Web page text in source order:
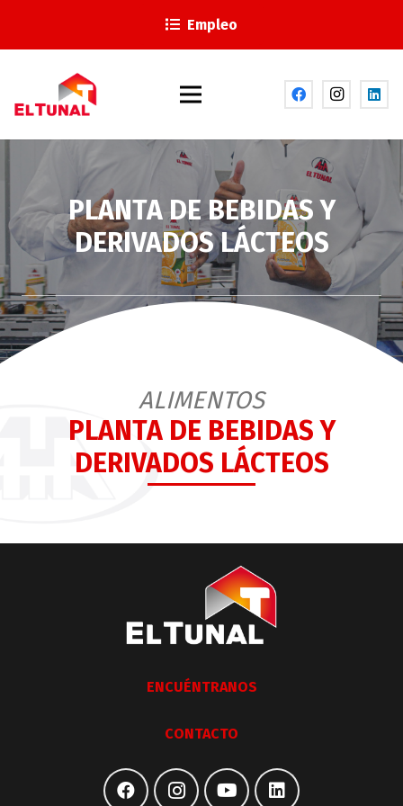
Empleo
PLANTA DE BEBIDAS Y
DERIVADOS LÁCTEOS
ALIMENTOS
PLANTA DE BEBIDAS Y
DERIVADOS LÁCTEOS
ENCUÉNTRANOS
CONTACTO